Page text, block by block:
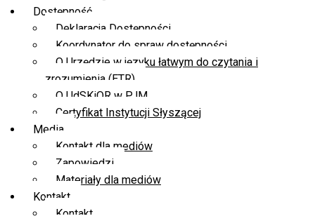
Dostępność
Deklaracja Dostępności
Koordynator do spraw dostępności
O Urzędzie w języku łatwym do czytania i
zrozumienia (ETR)
O UdSKiOR w PJM
Certyfikat Instytucji Słyszącej
Media
Kontakt dla mediów
Zapowiedzi
Materiały dla mediów
Kontakt
Kontakt